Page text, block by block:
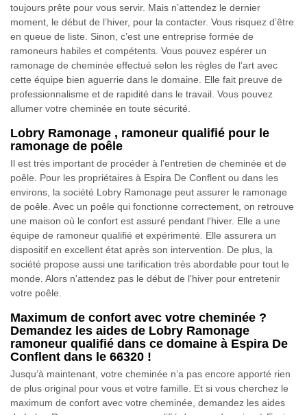
toujours prête pour vous servir. Mais n’attendez le dernier
moment, le début de l’hiver, pour la contacter. Vous risquez d’être
en queue de liste. Sinon, c’est une entreprise formée de
ramoneurs habiles et compétents. Vous pouvez espérer un
ramonage de cheminée effectué selon les règles de l’art avec
cette équipe bien aguerrie dans le domaine. Elle fait preuve de
professionnalisme et de rapidité dans le travail. Vous pouvez
allumer votre cheminée en toute sécurité.
Lobry Ramonage , ramoneur qualifié pour le
ramonage de poêle
Il est très important de procéder à l'entretien de cheminée et de
poêle. Pour les propriétaires à Espira De Conflent ou dans les
environs, la société Lobry Ramonage peut assurer le ramonage
de poêle. Avec un poêle qui fonctionne correctement, on retrouve
une maison où le confort est assuré pendant l'hiver. Elle a une
équipe de ramoneur qualifié et expérimenté. Elle assurera un
dispositif en excellent état après son intervention. De plus, la
société propose aussi une tarification très abordable pour tout le
monde. Alors n'attendez pas le début de l'hiver pour entretenir
votre poêle.
Maximum de confort avec votre cheminée ?
Demandez les aides de Lobry Ramonage
ramoneur qualifié dans ce domaine à Espira De
Conflent dans le 66320 !
Jusqu’à maintenant, votre cheminée n’a pas encore apporté rien
de plus original pour vous et votre famille. Et si vous cherchez le
maximum de confort avec votre cheminée, demandez les aides